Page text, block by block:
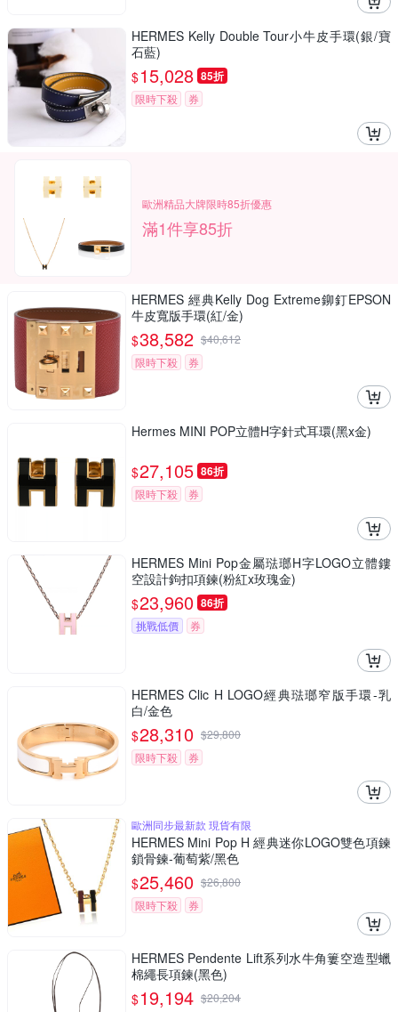
HERMES Kelly Double Tour小牛皮手環(銀/寶
石藍)
$15,028 85折
限時下殺 券
歐洲精品大牌限時85折優惠
滿1件享85折
HERMES 經典Kelly Dog Extreme鉚釘EPSON
牛皮寬版手環(紅/金)
$38,582 $40,612
限時下殺
券
Hermes MINI POP立體H字針式耳環(黑x金)
$27,105 86折
限時下殺 券
HERMES Mini Pop金屬琺瑯H字LOGO立體鏤
空設計鉤扣項鍊(粉紅x玫瑰金)
$23,960 86折
挑戰低價 券
HERMES Clic H LOGO經典琺瑯窄版手環-乳
白/金色
$28,310 $29,800
限時下殺
券
歐洲同步最新款 現貨有限
HERMES Mini Pop H 經典迷你LOGO雙色項鍊
鎖骨鍊-葡萄紫/黑色
$25,460 $26,800
限時下殺
券
HERMES Pendente Lift系列水牛角簍空造型蠟
棉繩長項鍊(黑色)
$19,194 $20,204